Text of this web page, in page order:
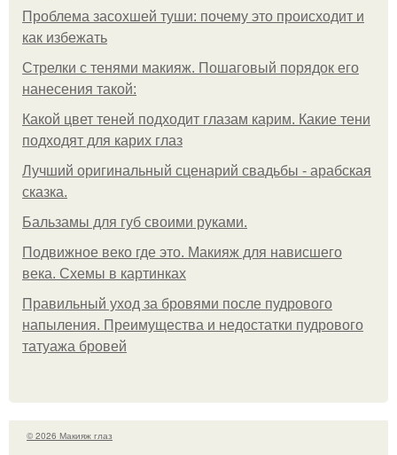
Проблема засохшей туши: почему это происходит и
как избежать
Стрелки с тенями макияж. Пошаговый порядок его
нанесения такой:
Какой цвет теней подходит глазам карим. Какие тени
подходят для карих глаз
Лучший оригинальный сценарий свадьбы - арабская
сказка.
Бальзамы для губ своими руками.
Подвижное веко где это. Макияж для нависшего
века. Схемы в картинках
Правильный уход за бровями после пудрового
напыления. Преимущества и недостатки пудрового
татуажа бровей
© 2026 Макияж глаз